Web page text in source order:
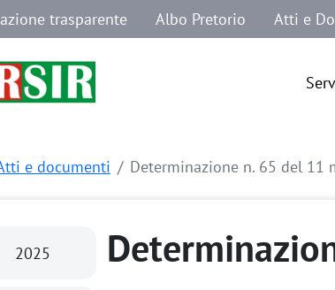
secondaria
trasparente Albo Pretorio Atti e
e documenti Determinazione n. 65 del 11
2025